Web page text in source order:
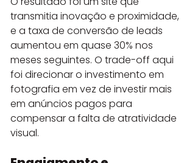
transmitia inovação e proximidade,
e a taxa de conversão de leads
aumentou em quase 30% nos
meses seguintes. O trade-off aqui
foi direcionar o investimento em
fotografia em vez de investir mais
em anúncios pagos para
compensar a falta de atratividade
visual.